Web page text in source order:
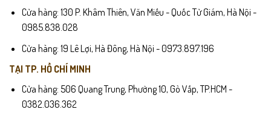
Cửa hàng: 130 P. Khâm Thiên, Văn Miếu - Quốc Tử Giám, Hà Nội -
0985.838.028
Cửa hàng: 19 Lê Lợi, Hà Đông, Hà Nội - 0973.897.196
TẠI TP. HỒ CHÍ MINH
Cửa hàng: 506 Quang Trung, Phường 10, Gò Vấp, TP.HCM -
0382.036.362